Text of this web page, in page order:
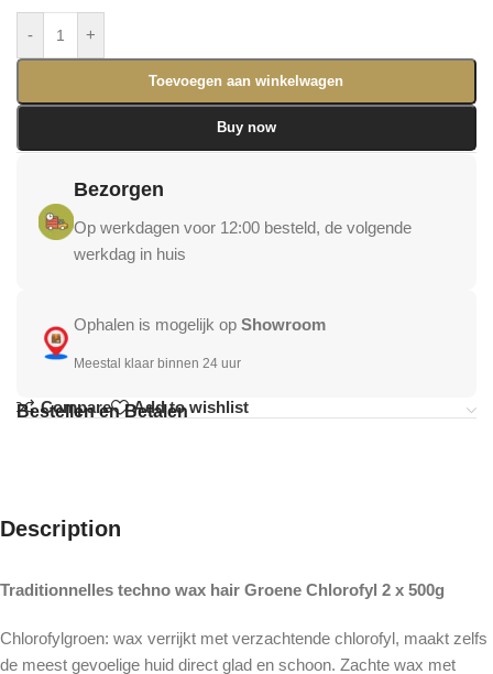
- +
Toevoegen aan winkelwagen
Buy now
Bezorgen
Op werkdagen voor 12:00 besteld, de volgende
werkdag in huis
Ophalen is mogelijk op Showroom
Meestal klaar binnen 24 uur
Compare Add to wishlist
Bestellen en Betalen
Description
Traditionnelles techno wax hair Groene Chlorofyl 2 x 500g
Chlorofylgroen: wax verrijkt met verzachtende chlorofyl, maakt zelfs
de meest gevoelige huid direct glad en schoon. Zachte wax met